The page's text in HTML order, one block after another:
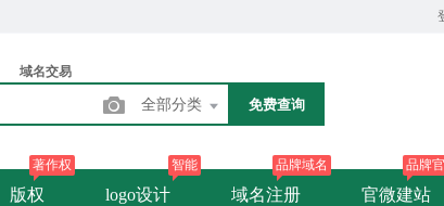
域名交易
全部分类 免费查询
版权
著作权
logo设计
智能
域名注册
品牌域名
官微建站
品牌